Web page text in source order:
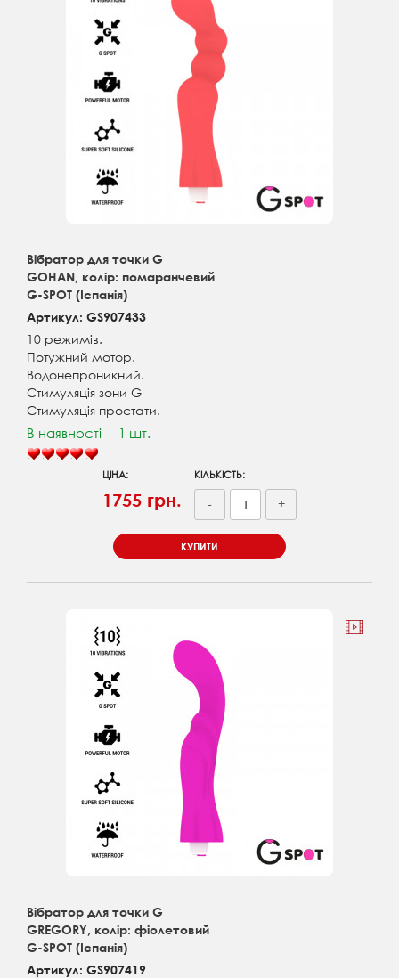
Вібратор для точки G
GOHAN, колір: помаранчевий
G-SPOT (Іспанія)
Артикул: GS907433
10 режимів.
Потужний мотор.
Водонепроникний.
Стимуляція зони G
Стимуляція простати.
В наявності 1 шт.
ЦІНА:
1755 грн.
КІЛЬКІСТЬ:
- +
КУПИТИ
Вібратор для точки G
GREGORY, колір: фіолетовий
G-SPOT (Іспанія)
Артикул: GS907419